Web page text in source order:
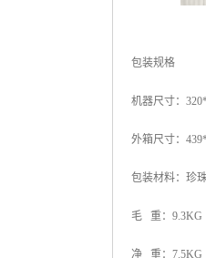
包装规格
机器尺寸：
外箱尺寸：
包装材料：珍
毛 重：9.3KG
净 重：7.5KG